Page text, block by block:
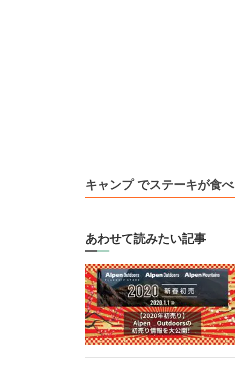
キャンプ でステーキが食
あわせて読みたい記事